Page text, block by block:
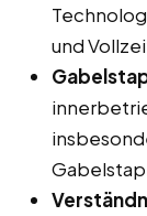
und